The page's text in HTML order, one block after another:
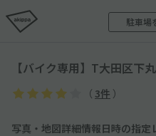
駐車場
【バイク専用】T大田区下
（ 3件 ）
写真・地図詳細情報日時の指定